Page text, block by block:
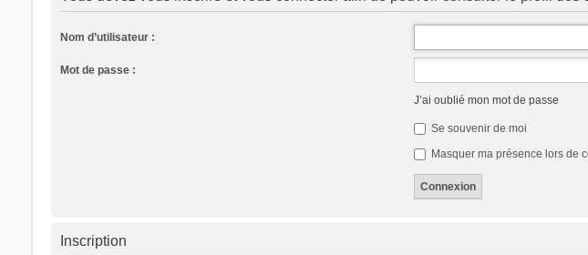
Nom d’utilisateur :
Mot de passe :
J’ai oublié mon mot de passe
Se souvenir de moi
Masquer ma présence lors de
Inscription